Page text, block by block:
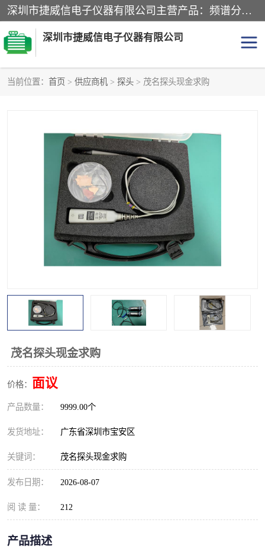
深圳市捷威信电子仪器有限公司主营产品：频谱分析仪.信号发生器.网络分析仪.音频分析仪，示波器，电源，音频分析仪。综合测试仪。蓝牙测试仪等
深圳市捷威信电子仪器有限公司
当前位置： 首页 > 供应商机 > 探头 > 茂名探头现金求购
茂名探头现金求购
价格： 面议
产品数量： 9999.00个
发货地址： 广东省深圳市宝安区
关键词： 茂名探头现金求购
发布日期： 2026-08-07
阅 读 量： 212
产品描述
信号发生器 网络分析仪
音频分析仪 天馈线测试仪
信号源
GPIB-USB卡 数据采集仪
数字源表
示波器 直流电源
频率计 无线测试仪
静电计